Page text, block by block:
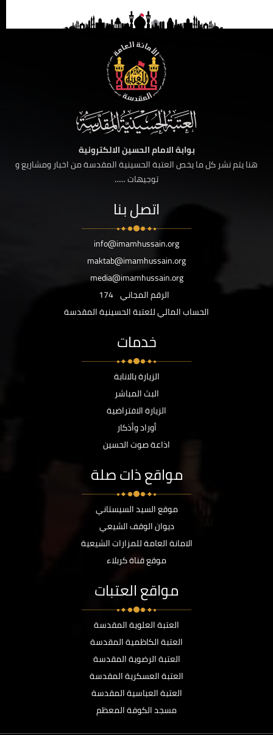
بوابة الامام الحسين الالكترونية
هنا يتم نشر كل ما يخص العتبة الحسينية المقدسة من اخبار ومشاريع و
توجيهات ......
اتصل بنا
info@imamhussain.org
maktab@imamhussain.org
media@imamhussain.org
الرقم المجاني 174
الحساب المالي للعتبة الحسينية المقدسة
خدمات
الزيارة بالانابة
البث المباشر
الزيارة الافتراضية
أوراد وأذكار
اذاعة صوت الحسين
مواقع ذات صلة
موقع السيد السيستاني
ديوان الوقف الشيعي
الامانة العامة للمزارات الشيعية
موقع قناة كربلاء
مواقع العتبات
العتبة العلوية المقدسة
العتبة الكاظمية المقدسة
العتبة الرضوية المقدسة
العتبة العسكرية المقدسة
العتبة العباسية المقدسة
مسجد الكوفة المعظم